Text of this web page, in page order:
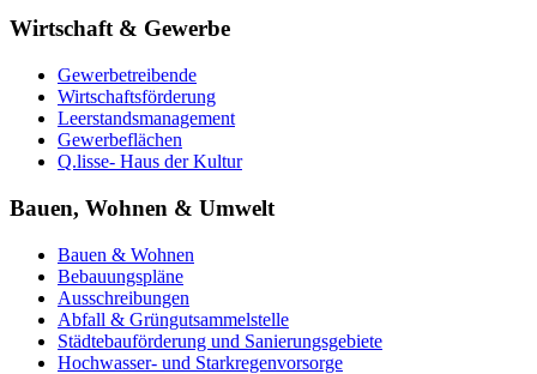
Wirtschaft & Gewerbe
Gewerbetreibende
Wirtschaftsförderung
Leerstandsmanagement
Gewerbeflächen
Q.lisse- Haus der Kultur
Bauen, Wohnen & Umwelt
Bauen & Wohnen
Bebauungspläne
Ausschreibungen
Abfall & Grüngutsammelstelle
Städtebauförderung und Sanierungsgebiete
Hochwasser- und Starkregenvorsorge